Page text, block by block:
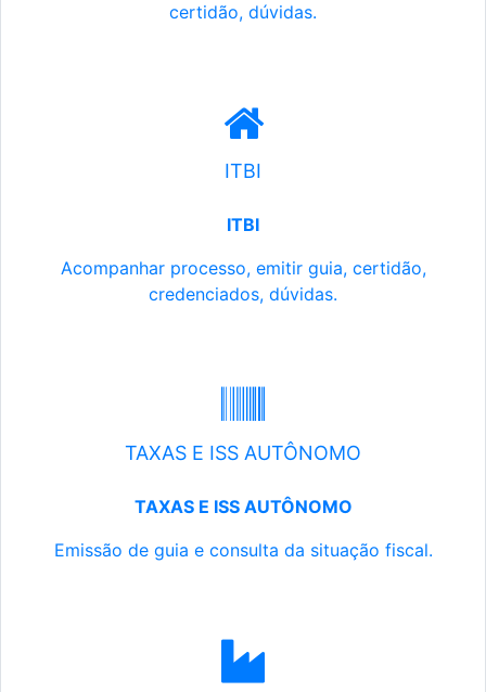
certidão, dúvidas.
ITBI
ITBI
Acompanhar processo, emitir guia, certidão,
credenciados, dúvidas.
TAXAS E ISS AUTÔNOMO
TAXAS E ISS AUTÔNOMO
Emissão de guia e consulta da situação fiscal.